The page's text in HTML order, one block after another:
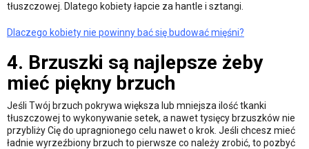
tłuszczowej. Dlatego kobiety łapcie za hantle i sztangi.
Dlaczego kobiety nie powinny bać się budować mięśni?
4. Brzuszki są najlepsze żeby
mieć piękny brzuch
Jeśli Twój brzuch pokrywa większa lub mniejsza ilość tkanki
tłuszczowej to wykonywanie setek, a nawet tysięcy brzuszków nie
przybliży Cię do upragnionego celu nawet o krok. Jeśli chcesz mieć
ładnie wyrzeźbiony brzuch to pierwsze co należy zrobić, to pozbyć